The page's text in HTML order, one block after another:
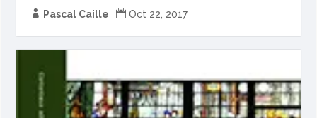
 Pascal Caille  Oct 22, 2017